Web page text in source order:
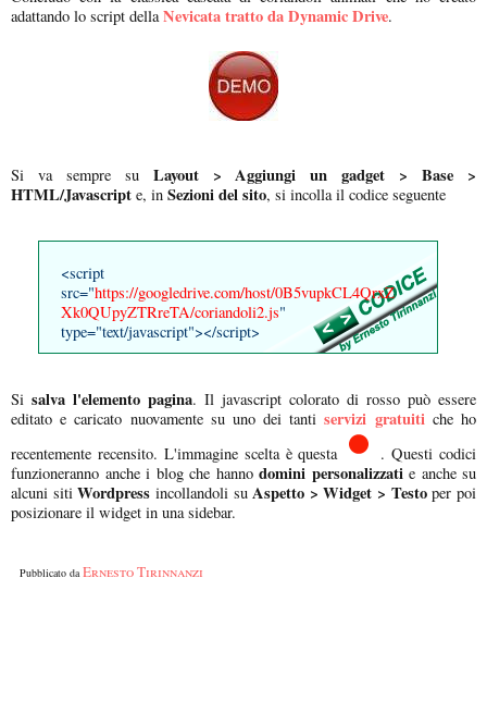
adattando lo script della Nevicata tratto da Dynamic Drive.
Si va sempre su Layout > Aggiungi un gadget > Base >
HTML/Javascript e, in Sezioni del sito, si incolla il codice seguente
<script
src="https://googledrive.com/host/0B5vupkCL4QrxZ
Xk0QUpyZTRreTA/coriandoli2.js"
type="text/javascript"></script>
Si salva l'elemento pagina. Il javascript colorato di rosso può essere
editato e caricato nuovamente su uno dei tanti servizi gratuitiche ho
recentemente recensito. L'immagine scelta è questa
. Questi codici
funzioneranno anche i blog che hanno domini personalizzatie anche su
alcuni sitiWordpress incollandoli suAspetto > Widget > Testoper poi
posizionare il widget in una sidebar.
Pubblicato daErnesto Tirinnanzi